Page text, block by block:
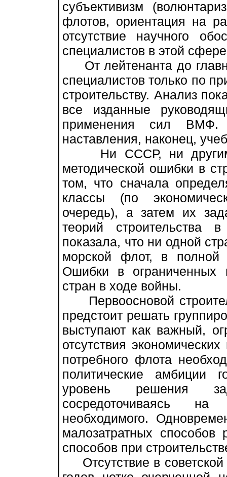
субъективизм
флотов, ориентация на
отсутствие научного
специалистов в этой
От лейтенанта до
специалистов только по
строительству. Анализ
все изданные
применения сил ВМФ.
наставления, наконец,
Ни СССР, ни другим
методической ошибки в
том, что сначала
классы (по
очередь), а затем их
теорий
показала, что ни одной
морской флот, в полной
Ошибки в ограниченных
стран в ходе войны.
Первоосновой
предстоит решать
выступают как важный,
отсутствия
потребного флота
политические амбиции
уровень решения
сосредоточиваясь
необходимого.
малозатратных
способов при
Отсутствие в советской